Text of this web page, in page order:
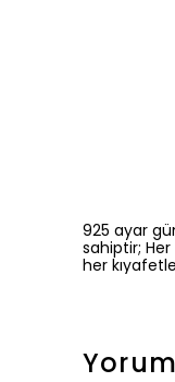
925 ayar
sahiptir;
her